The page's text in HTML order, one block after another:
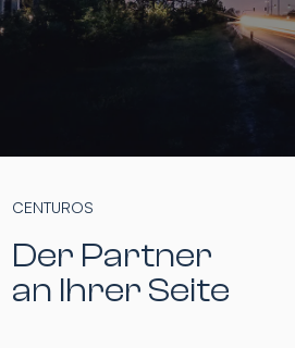
CENTUROS
Der Partner
an Ihrer Seite